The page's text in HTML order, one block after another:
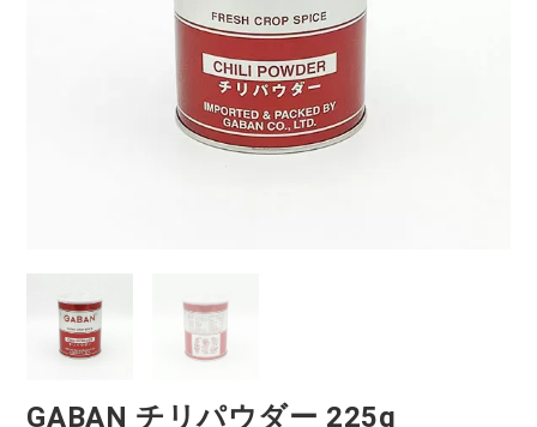
GABAN チリパウダー 225g